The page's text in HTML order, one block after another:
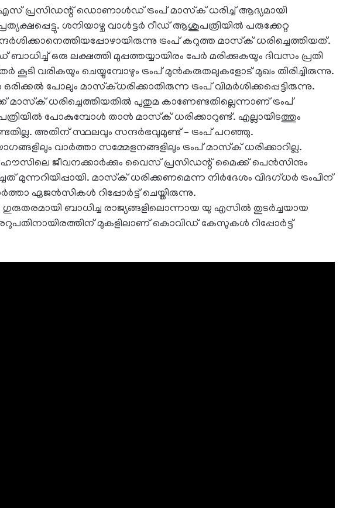
പ്രസിഡന്റ് ഡൊണാള്‍ഡ് ട്രംപ് മാസ്‌ക് ധരിച്ച് ആദ്യമായി
ശനിയാഴ്ച വാള്‍ട്ടര്‍ റീഡ് ആശുപത്രിയില്‍ പരുക്കേറ്റ
ട്രംപ് കറുത്ത മാസ്‌ക് ധരിച്ചെത്തിയത്.
ഒരു ലക്ഷത്തി മുപ്പത്തയ്യായിരം പേര്‍ മരിക്കുകയും ദിവസം പ്രതി
വരികയും ചെയ്യുമ്പോഴും ട്രംപ് മുന്‍കരുതലുകളോട് മുഖം തിരിച്ചിരുന്നു.
പോലും മാസ്‌ക്ധരിക്കാതിരുന്ന ട്രംപ് വിമര്‍ശിക്കപ്പെട്ടിരുന്നു.
മാസ്‌ക് ധരിച്ചെത്തിയതില്‍ പുതുമ കാണേണ്ടതില്ലെന്നാണ് ട്രംപ്
പോകുമ്പോള്‍ താന്‍ മാസ്‌ക് ധരിക്കാറുണ്ട്. എല്ലായിടത്തും
അതിന് സ്ഥലവും സന്ദര്‍ഭവുമുണ്ട് – ട്രംപ് പറഞ്ഞു.
വാര്‍ത്താ സമ്മേളനങ്ങളിലും ട്രംപ് മാസ്‌ക് ധരിക്കാറില്ല.
ജീവനക്കാര്‍ക്കും വൈസ് പ്രസിഡന്റ് മൈക്ക് പെന്‍സിനും
മുന്നറിയിപ്പായി. മാസ്‌ക് ധരിക്കണമെന്ന നിര്‍ദേശം വിദഗ്ധര്‍ ട്രംപിന്
ഏജന്‍സികള്‍ റിപ്പോര്‍ട്ട് ചെയ്തിരുന്നു.
ബാധിച്ച രാജ്യങ്ങളിലൊന്നായ യു എസില്‍ തുടര്‍ച്ചയായ
മുകളിലാണ് കൊവിഡ് കേസുകള്‍ റിപ്പോര്‍ട്ട്